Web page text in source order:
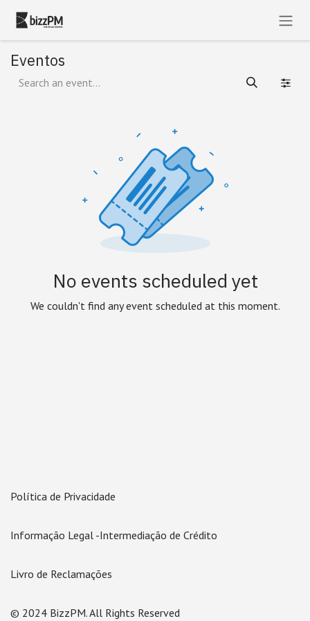
Eventos
No events scheduled yet
We couldn't find any event scheduled at this moment.
Política de Privacidade
Informação Legal -Intermediação de Crédito
Livro de Reclamações
© 2024 BizzPM. All Rights Reserved